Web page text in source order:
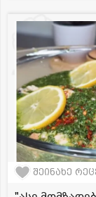
შეინახე